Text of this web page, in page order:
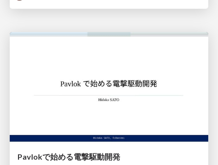
Pavlokで始める電撃駆動開発